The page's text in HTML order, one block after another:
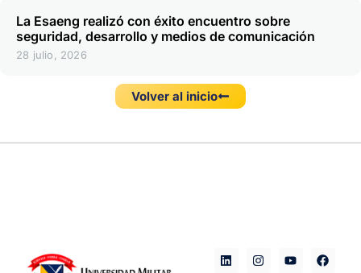
La Esaeng realizó con éxito encuentro sobre
seguridad, desarrollo y medios de comunicación
28 julio, 2026
Volver al inicio